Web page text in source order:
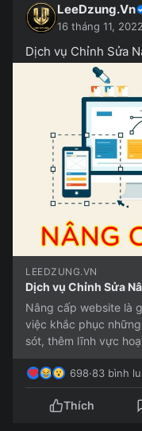
LeeDzung.Vn
16 tháng 11,
Dịch vụ Chỉnh Sửa
LEEDZUNG.VN
Dịch vụ Chỉnh Sửa
Nâng cấp website là
việc khắc phục
sót, thêm lĩnh vực
698·83 bình
Thích